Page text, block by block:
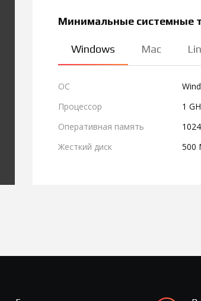
Минимальные системные
Windows Mac
ОС
Процессор
1
Оперативная память
Жесткий диск
500